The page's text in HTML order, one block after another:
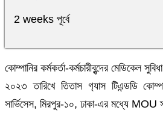
2 weeks পূর্বে
কোম্পানির কর্মকর্তা-কর্মচারীবৃন্দের মেডিকেল
২০২৩ তারিখে তিতাস গ‍্যাস টিএন্ডডি
সার্ভিসেস, মিরপুর-১০, ঢাকা-এর মধ্যে MOU